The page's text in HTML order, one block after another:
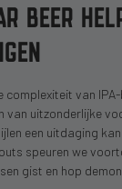
BEER
complexiteit van
van uitzonderlijke
een uitdaging
speuren we
gist en hop